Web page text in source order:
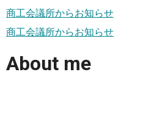
商工会議所からお知らせ
商工会議所からお知らせ
About me